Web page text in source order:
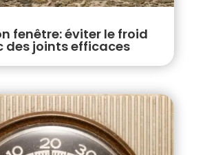
fenêtre: éviter le froid
des joints efficaces